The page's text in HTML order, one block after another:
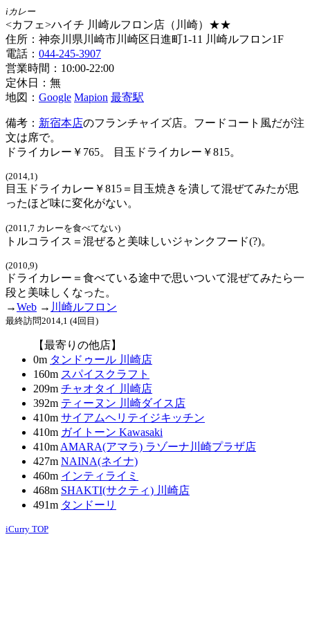
iカレー
<カフェ>ハイチ 川崎ルフロン店（川崎）★★
住所：神奈川県川崎市川崎区日進町1-11 川崎ルフロン1F
電話： 044-245-3907
営業時間：10:00-22:00
定休日：無
地図： Google Mapion 最寄駅
備考： 新宿本店のフランチャイズ店。フードコート風だが注
文は席で。
ドライカレー￥765。 目玉ドライカレー￥815。
(2014,1)
目玉ドライカレー￥815＝目玉焼きを潰して混ぜてみたが思
ったほど味に変化がない。
(2011,7 カレーを食べてない)
トルコライス＝混ぜると美味しいジャンクフード(?)。
(2010,9)
ドライカレー＝食べている途中で思いついて混ぜてみたら一
段と美味しくなった。
→Web → 川崎ルフロン
最終訪問2014,1 (4回目)
【最寄りの他店】
0m タンドゥール 川崎店
160m スパイスクラフト
209m チャオタイ 川崎店
392m ティーヌン 川崎ダイス店
410m サイアムヘリテイジキッチン
410m ガイトーン Kawasaki
410m AMARA(アマラ) ラゾーナ川崎プラザ店
427m NAINA(ネイナ)
460m インティライミ
468m SHAKTI(サクティ) 川崎店
491m タンドーリ
iCurry TOP